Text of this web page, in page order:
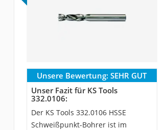
Unsere Bewertung: SEHR GUT
Unser Fazit für KS Tools
332.0106:
Der KS Tools 332.0106 HSSE
Schweißpunkt-Bohrer ist im